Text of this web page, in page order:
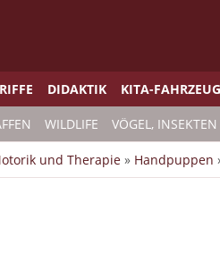
DIDAKTIK KITA-
WILDLIFE VÖGEL, INSEKTEN
und Therapie » Handpuppen